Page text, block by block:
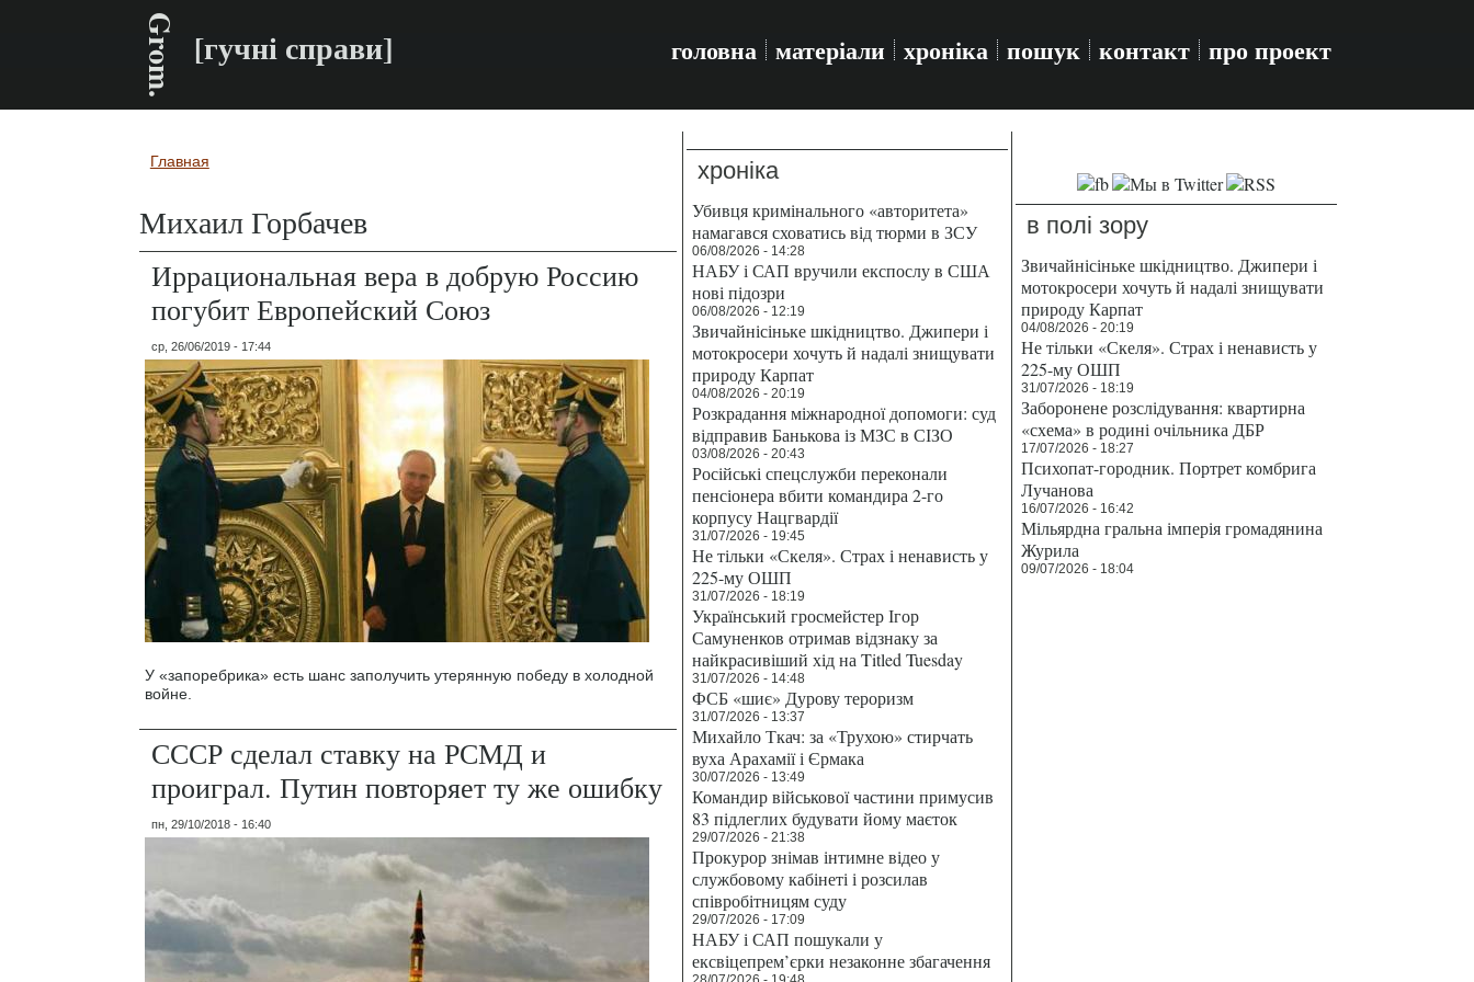
Grom. [гучні справи] головна матеріали хроніка пошук контакт про проект
Вы здесь
Главная
Михаил Горбачев
Иррациональная вера в добрую Россию
погубит Европейский Союз
ср, 26/06/2019 - 17:44
У «запоребрика» есть шанс заполучить утерянную победу в холодной
войне.
СССР сделал ставку на РСМД и
проиграл. Путин повторяет ту же ошибку
пн, 29/10/2018 - 16:40
хроніка
Убивця кримінального «авторитета»
намагався сховатись від тюрми в ЗСУ
06/08/2026 - 14:28
НАБУ і САП вручили експослу в США
нові підозри
06/08/2026 - 12:19
Звичайнісіньке шкідництво. Джипери і
мотокросери хочуть й надалі знищувати
природу Карпат
04/08/2026 - 20:19
Розкрадання міжнародної допомоги: суд
відправив Банькова із МЗС в СІЗО
03/08/2026 - 20:43
Російські спецслужби переконали
пенсіонера вбити командира 2-го
корпусу Нацгвардії
31/07/2026 - 19:45
Не тільки «Скеля». Страх і ненависть у
225-му ОШП
31/07/2026 - 18:19
Український гросмейстер Ігор
Самуненков отримав відзнаку за
найкрасивіший хід на Titled Tuesday
31/07/2026 - 14:48
ФСБ «шиє» Дурову тероризм
31/07/2026 - 13:37
Михайло Ткач: за «Трухою» стирчать
вуха Арахамії і Єрмака
30/07/2026 - 13:49
Командир військової частини примусив
83 підлеглих будувати йому маєток
29/07/2026 - 21:38
Прокурор знімав інтимне відео у
службовому кабінеті і розсилав
співробітницям суду
29/07/2026 - 17:09
НАБУ і САП пошукали у
ексвіцепрем’єрки незаконне збагачення
в полі зору
Звичайнісіньке шкідництво. Джипери і
мотокросери хочуть й надалі знищувати
природу Карпат
04/08/2026 - 20:19
Не тільки «Скеля». Страх і ненависть у
225-му ОШП
31/07/2026 - 18:19
Заборонене розслідування: квартирна
«схема» в родині очільника ДБР
17/07/2026 - 18:27
Психопат-городник. Портрет комбрига
Лучанова
16/07/2026 - 16:42
Мільярдна гральна імперія громадянина
Журила
09/07/2026 - 18:04